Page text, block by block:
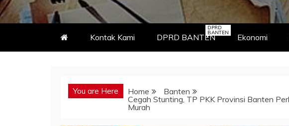
Kontak Kami DPRD BANTEN
DPRD
BANTEN Ekonomi
You are Here Home
Banten
Cegah Stunting, TP PKK Provinsi Banten
Murah